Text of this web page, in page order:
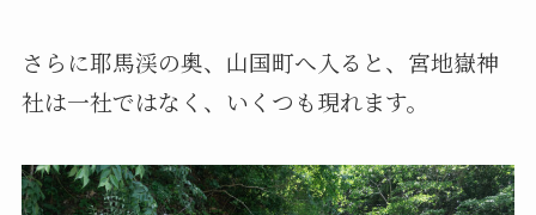
さらに耶馬渓の奥、山国町へ入ると、宮地嶽神
社は一社ではなく、いくつも現れます。